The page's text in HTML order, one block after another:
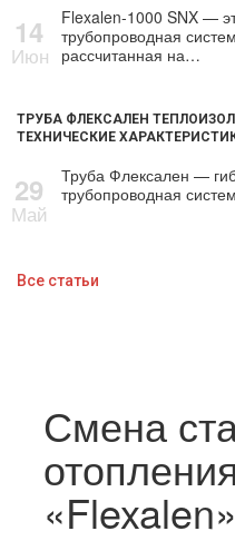
14
Июн
Flexalen-1000 SNX —
трубопроводная
рассчитанная на…
ТРУБА ФЛЕКСАЛЕН
ТЕХНИЧЕСКИЕ
29
Май
Труба Флексален —
трубопроводная
Все статьи
Смена
«Flexalen»